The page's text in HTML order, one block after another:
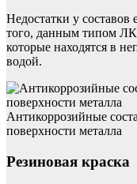
Недостатки у
того, данным типом
которые находятся в
водой.
Антикоррозийные
поверхности металла
Резиновая краска